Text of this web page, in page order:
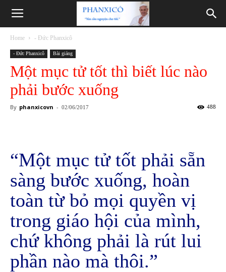
Phanxicô
Home - Đức Phanxicô
- Đức Phanxicô Bài giảng
Một mục tử tốt thì biết lúc nào
phải bước xuống
By phanxicovn - 02/06/2017 488
“Một mục tử tốt phải sẵn
sàng bước xuống, hoàn
toàn từ bỏ mọi quyền vị
trong giáo hội của mình,
chứ không phải là rút lui
phần nào mà thôi.”